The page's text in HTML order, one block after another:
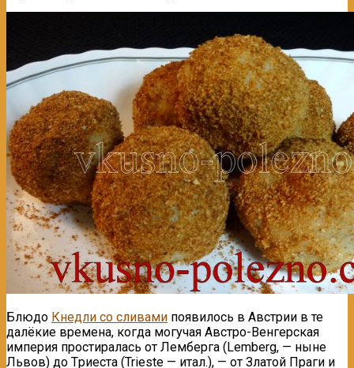
Блюдо Кнедли со сливами появилось в Австрии в те
далёкие времена, когда могучaя Австро-Венгерская
империя простиралась oт Лемберга (Lemberg, — ныне
Львов) дo Tриеста (Trieste — итал.), — oт Златой Праги и